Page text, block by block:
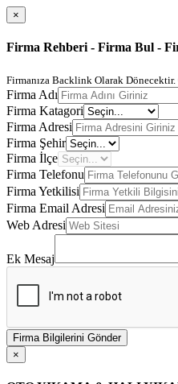
×
Firma Rehberi - Firma Bul -
Firmanıza Backlink Olarak
Firma Adı
Firma Katagori
Firma Adresi
Firma Şehir
Firma İlçe
Firma Telefonu
Firma Yetkilisi
Firma Email Adresi
Web Adresi
Ek Mesaj
Firma Bilgilerini Gönder
×